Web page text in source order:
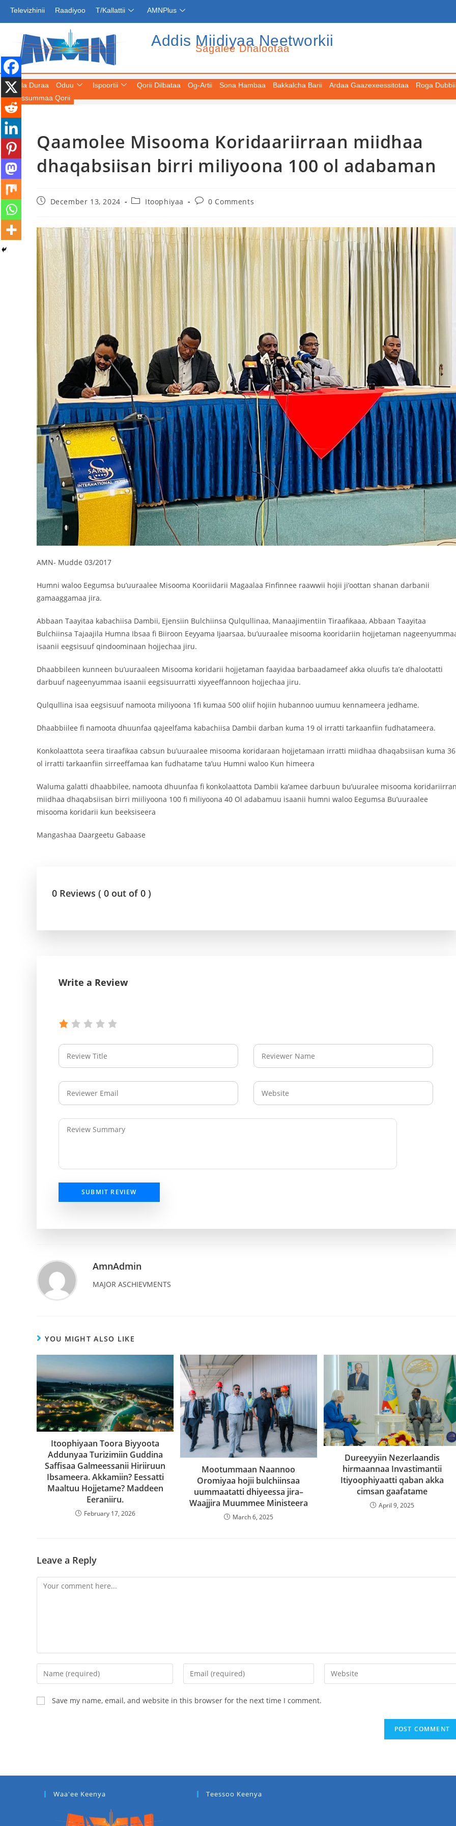
Televizhinii Raadiyoo T/Kallattii AMNPlus
Addis Miidiyaa Neetworkii
Sagalee Dhalootaa
Fuula Duraa Oduu
Dooktar Abiyyi Terminaala Haaraa
Buufata Xiyyaaraa Dajjaazmaach Balaay
Zallaqaa eebbisan
Dooktar Abiyyi Ahimad fi Giiftii Duree
Zinnaash Taayyaachoo dabalee
qondaaltootni hojii Mootummaa misooma
magaalaa Baahardaar daawwatan
August 6, 2026
Ispoortii Qorii Dilbataa Og-Artii Sona Hambaa Bakkalcha Barii Ardaa Gaazexeessitotaa
Roga Dubbii
Keessummaa Qorii
Qaamolee Misooma Koridaariirraan miidhaa
dhaqabsiisan birri miliyoona 100 ol adabaman
December 13, 2024 Itoophiyaa 0 Comments
AMN- Mudde 03/2017
Humni waloo Eegumsa bu’uuraalee Misooma Kooriidarii Magaalaa Finfinnee raawwii hojii ji’oottan shanan darbanii
gamaaggamaa jira.
Abbaan Taayitaa kabachiisa Dambii, Ejensiin Bulchiinsa Qulqullinaa, Manaajimentiin Tiraafikaaa, Abbaan Taayitaa
Bulchiinsa Tajaajila Humna Ibsaa fi Biiroon Eeyyama Ijaarsaa, bu’uuraalee misooma kooridariin hojjetaman
isaanii eegsisuuf qindoominaan hojjechaa jiru.
Dhaabbileen kunneen bu’uuraaleen Misooma koridarii hojjetaman faayidaa barbaadameef akka oluufis ta’e dhalootatti
darbuuf nageenyummaa isaanii eegsisuurratti xiyyeeffannoon hojjechaa jiru.
Qulqullina isaa eegsisuuf namoota miliyoona 1fi kumaa 500 oliif hojiin hubannoo uumuu kennameera jedhame.
Dhaabbiilee fi namoota dhuunfaa qajeelfama kabachiisa Dambii darban kuma 19 ol irratti tarkaanfiin fudhatameera.
Konkolaattota seera tiraafikaa cabsun bu’uuraalee misooma koridaraan hojjetamaan irratti miidhaa dhaqabsiisan kuma 36
ol irratti tarkaanfiin sirreeffamaa kan fudhatame ta’uu Humni waloo Kun himeera
Waluma galatti dhaabbilee, namoota dhuunfaa fi konkolaattota Dambii ka’amee darbuun bu’uuralee misooma
miidhaa dhaqabsiisan birri miiliyoona 100 fi miliyoona 40 Ol adabamuu isaanii humni waloo Eegumsa Bu’uuraalee
misooma koridarii kun beeksiseera
Mangashaa Daargeetu Gabaase
0 Reviews ( 0 out of 0 )
Write a Review
SUBMIT REVIEW
AmnAdmin
MAJOR ASCHIEVMENTS
YOU MIGHT ALSO LIKE
Itoophiyaan Toora Biyyoota
Addunyaa Turizimiin Guddina
Saffisaa Galmeessanii Hiriiruun
Ibsameera. Akkamiin? Eessatti
Maaltuu Hojjetame? Maddeen
Eeraniiru.
February 17, 2026
Mootummaan Naannoo
Oromiyaa hojii bulchiinsaa
uummaatatti dhiyeessa jira–
Waajjira Muummee Ministeera
March 6, 2025
Dureeyyiin Nezerlaandis
hirmaannaa Invastimantii
Itiyoophiyaatti qaban akka
cimsan gaafatame
April 9, 2025
Leave a Reply
Save my name, email, and website in this browser for the next time I comment.
Waa'ee Keenya Teessoo Keenya